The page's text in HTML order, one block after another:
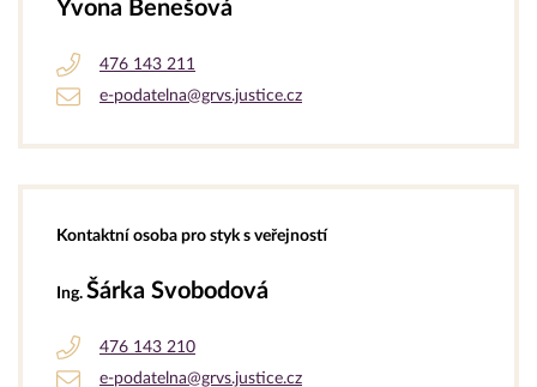
Yvona Benešová
476 143 211
e-podatelna@grvs.justice.cz
Kontaktní osoba pro styk s veřejností
Ing. Šárka Svobodová
476 143 210
e-podatelna@grvs.justice.cz